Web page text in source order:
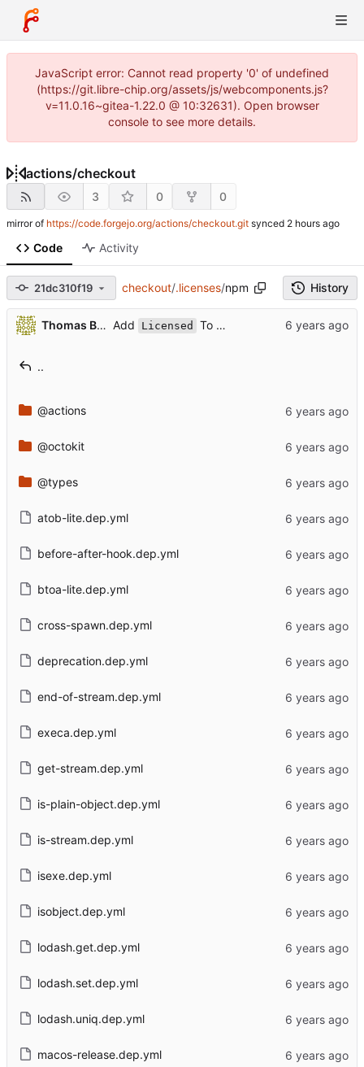
JavaScript error: Cannot read property '0' of undefined
(https://git.libre-chip.org/assets/js/webcomponents.js?
v=11.0.16~gitea-1.22.0 @ 10:32631). Open browser
console to see more details.
actions/checkout
3 0 0
mirror of https://code.forgejo.org/actions/checkout.git synced
Code Activity
21dc310f19 checkout/.licenses/npm History
Thomas Boop Add Licensed To Help Verify Prod Licenses (
..
@actions
@octokit
@types
atob-lite.dep.yml
before-after-hook.dep.yml
btoa-lite.dep.yml
cross-spawn.dep.yml
deprecation.dep.yml
end-of-stream.dep.yml
execa.dep.yml
get-stream.dep.yml
is-plain-object.dep.yml
is-stream.dep.yml
isexe.dep.yml
isobject.dep.yml
lodash.get.dep.yml
lodash.set.dep.yml
lodash.uniq.dep.yml
macos-release.dep.yml